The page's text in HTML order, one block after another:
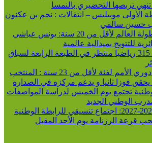
تنهي تربصها التحضيري بالنمسا
الأولى موبيليس – انتقالات : نجم بن عكنون
حسين سالمي
ألعاب القوى / بطولة العالم لأقل من 20 سنة: يونس عياشي
للتتويج بميدالية عالمية
سباحة: أكثر من 315 رياضيا منتظر في الطبعة الرابعة لسباق
كرة السلة 3 3 / دوري الأمم لفئة لأقل من 23 سنة : المنتخب
يحقق فوزا ثانيا و يدعم مركزه في الصدارة
الوطنية تجتمع يوم الخميس لدراسة المواصفات
الوطني الجديد
الرابطة الثانية 2026-2027: اجتماع تنسيقي للرابطة الوطنية
قرعة الرزنامة يوم الأحد المقبل